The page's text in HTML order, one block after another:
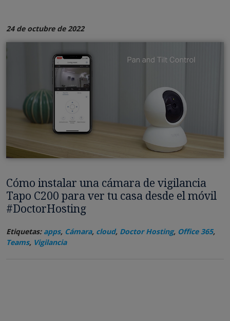
24 de octubre de 2022
Cómo instalar una cámara de vigilancia
Tapo C200 para ver tu casa desde el móvil
#DoctorHosting
Etiquetas: apps, Cámara, cloud, Doctor Hosting, Office 365,
Teams, Vigilancia